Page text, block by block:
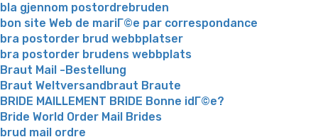
bla gjennom postordrebruden
bon site Web de mariГ©e par correspondance
bra postorder brud webbplatser
bra postorder brudens webbplats
Braut Mail -Bestellung
Braut Weltversandbraut Braute
BRIDE MAILLEMENT BRIDE Bonne idГ©e?
Bride World Order Mail Brides
brud mail ordre